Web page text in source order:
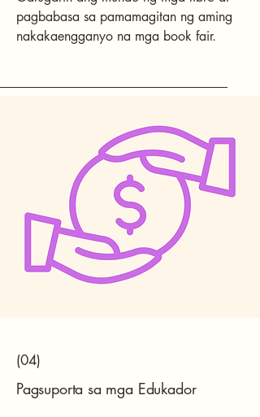
pagbabasa sa pamamagitan ng aming
nakakaengganyo na mga book fair.
(04)
Pagsuporta sa mga Edukador